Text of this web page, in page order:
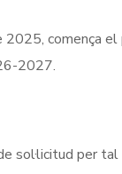
comença el
2027.
sol·licitud per